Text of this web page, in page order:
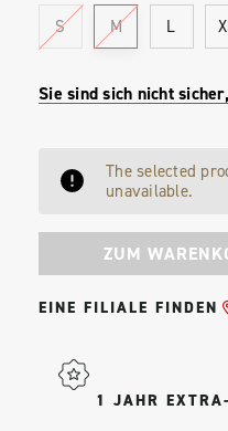
S M L
Sie sind sich nicht
Aktueller
Bestand:
The selected
unavailable.
EINE FILIALE FINDEN
1 JAHR